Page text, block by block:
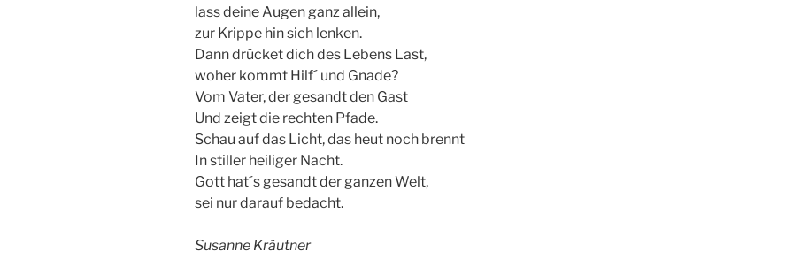
lass deine Augen ganz allein,
zur Krippe hin sich lenken.
Dann drücket dich des Lebens Last,
woher kommt Hilf´ und Gnade?
Vom Vater, der gesandt den Gast
Und zeigt die rechten Pfade.
Schau auf das Licht, das heut noch brennt
In stiller heiliger Nacht.
Gott hat´s gesandt der ganzen Welt,
sei nur darauf bedacht.
Susanne Kräutner